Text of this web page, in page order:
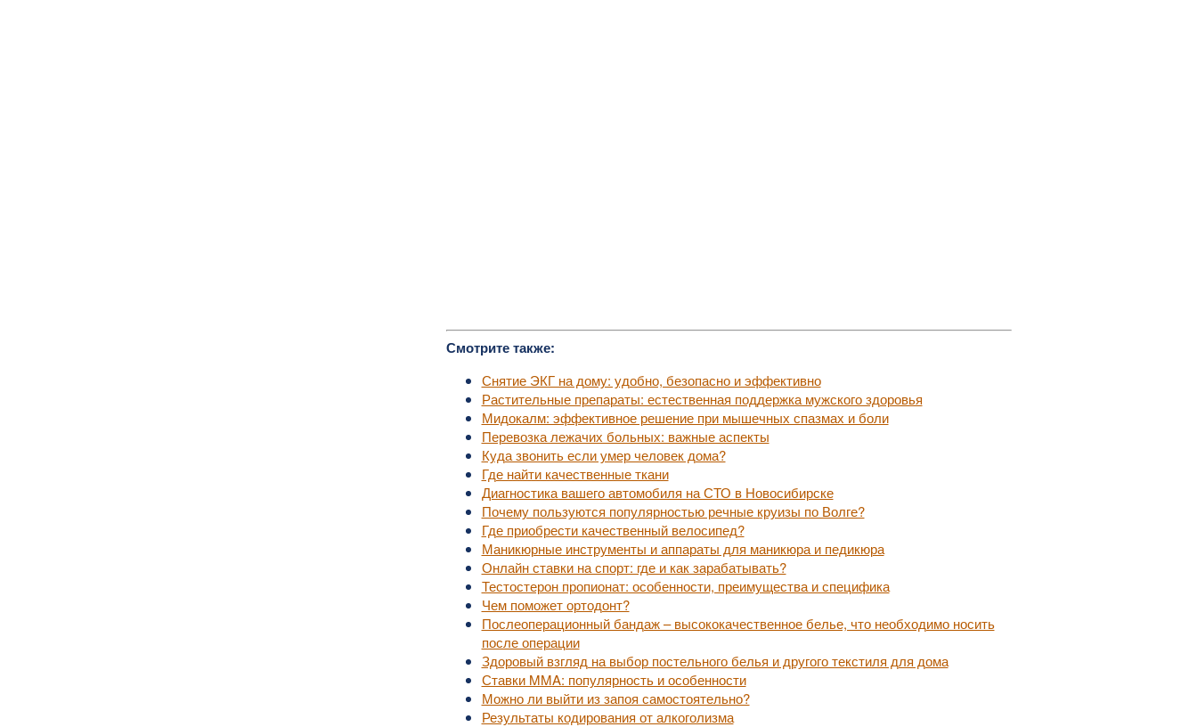
Смотрите также:
Снятие ЭКГ на дому: удобно, безопасно и эффективно
Растительные препараты: естественная поддержка мужского здоровья
Мидокалм: эффективное решение при мышечных спазмах и боли
Перевозка лежачих больных: важные аспекты
Куда звонить если умер человек дома?
Где найти качественные ткани
Диагностика вашего автомобиля на СТО в Новосибирске
Почему пользуются популярностью речные круизы по Волге?
Где приобрести качественный велосипед?
Маникюрные инструменты и аппараты для маникюра и педикюра
Онлайн ставки на спорт: где и как зарабатывать?
Тестостерон пропионат: особенности, преимущества и специфика
Чем поможет ортодонт?
Послеоперационный бандаж – высококачественное белье, что необходимо носить
после операции
Здоровый взгляд на выбор постельного белья и другого текстиля для дома
Ставки MMA: популярность и особенности
Можно ли выйти из запоя самостоятельно?
Результаты кодирования от алкоголизма